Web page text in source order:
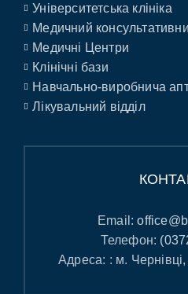
Університетська клініка
Медичний
Медичні Центри
Клінічні бази
Навчально-виробнича
Лікувальний відділ
Email:
Телефон:
Адреса: : м.